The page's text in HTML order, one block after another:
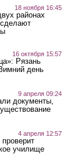
18 ноября 16:45
районах
16 октября 15:57
Рязань
день
9 апреля 09:24
документы,
4 апреля 12:57
училище